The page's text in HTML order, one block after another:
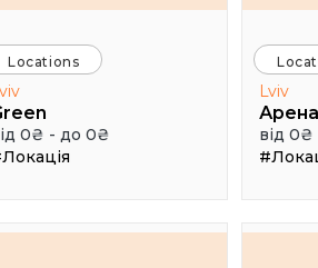
Locations
0₴ - до 0₴
Lviv
від